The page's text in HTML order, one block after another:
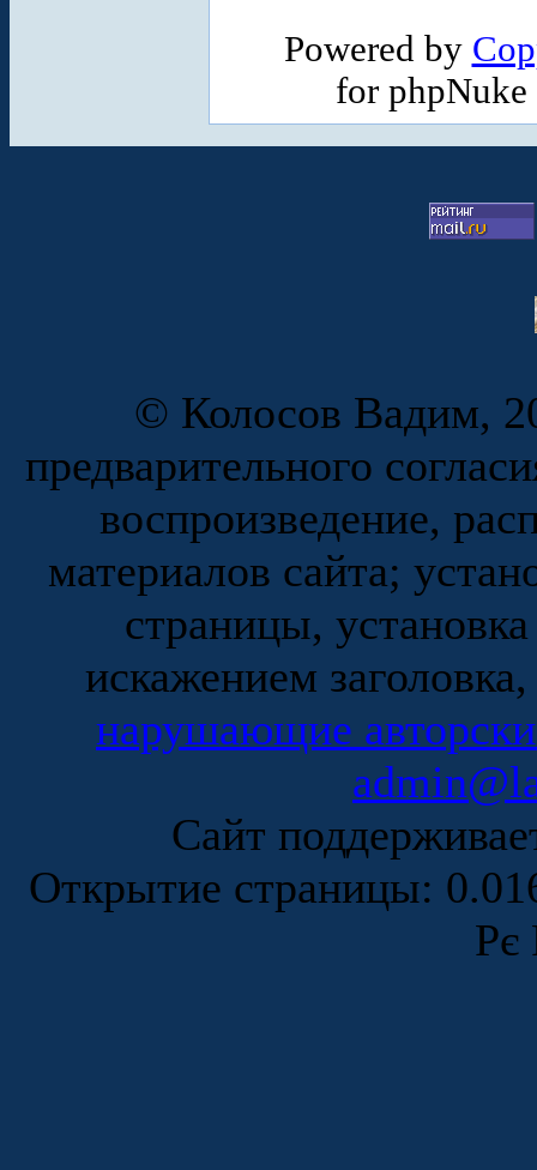
Powered by
for
© Колосов Вадим,
предварительного
воспроизведение,
материалов сайта;
страницы,
искажением
нарушающие
Сайт
Открытие страницы:
Рє